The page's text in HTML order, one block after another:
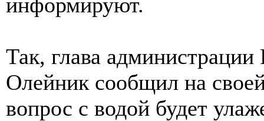
Так, глава администрации
Олейник сообщил на
вопрос с водой будет